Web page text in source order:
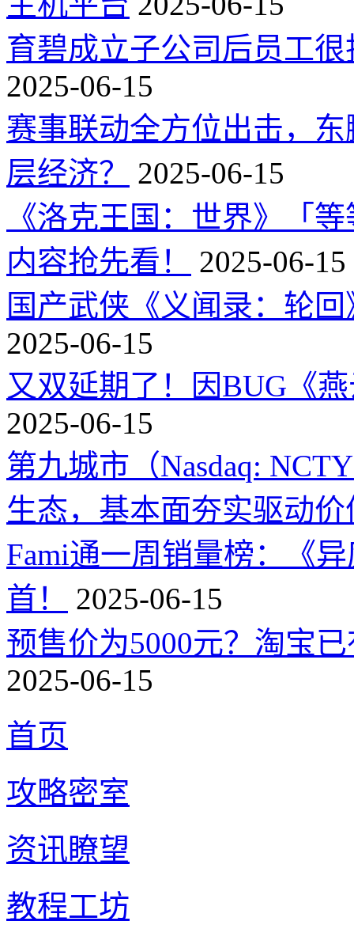
育碧成立子公司后员工
2025-06-15
赛事联动全方位出击，
层经济？
2025-06-15
《洛克王国：世界》「
内容抢先看！
2025-06-15
国产武侠《义闻录：轮
2025-06-15
又双延期了！因BUG《
2025-06-15
第九城市（Nasdaq:
生态，基本面夯实驱动价
Fami通一周销量榜：《
首！
2025-06-15
预售价为5000元？淘宝
2025-06-15
首页
攻略密室
资讯瞭望
教程工坊